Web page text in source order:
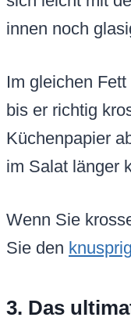
innen noch
Im gleichen
bis er richtig
Küchenpapier
im Salat länger
Wenn Sie
Sie den
3. Das